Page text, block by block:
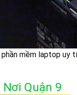
mềm laptop uy
Quận 9